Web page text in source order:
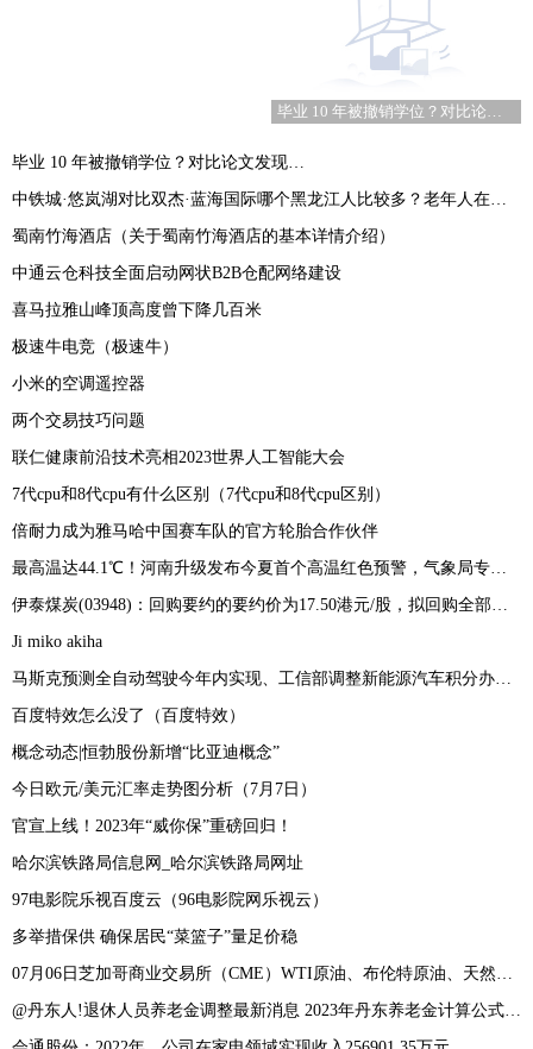
毕业 10 年被撤销学位？对比论文发现…
毕业 10 年被撤销学位？对比论文发现…
中铁城·悠岚湖对比双杰·蓝海国际哪个黑龙江人比较多？老年人在三亚买房合算吗？
蜀南竹海酒店（关于蜀南竹海酒店的基本详情介绍）
中通云仓科技全面启动网状B2B仓配网络建设
喜马拉雅山峰顶高度曾下降几百米
极速牛电竞（极速牛）
小米的空调遥控器
两个交易技巧问题
联仁健康前沿技术亮相2023世界人工智能大会
7代cpu和8代cpu有什么区别（7代cpu和8代cpu区别）
倍耐力成为雅马哈中国赛车队的官方轮胎合作伙伴
最高温达44.1℃！河南升级发布今夏首个高温红色预警，气象局专家解读此轮高温成因
伊泰煤炭(03948)：回购要约的要约价为17.50港元/股，拟回购全部已发行H股3.26亿股
Ji miko akiha
马斯克预测全自动驾驶今年内实现、工信部调整新能源汽车积分办法｜双碳快报
百度特效怎么没了（百度特效）
概念动态|恒勃股份新增“比亚迪概念”
今日欧元/美元汇率走势图分析（7月7日）
官宣上线！2023年“威你保”重磅回归！
哈尔滨铁路局信息网_哈尔滨铁路局网址
97电影院乐视百度云（96电影院网乐视云）
多举措保供 确保居民“菜篮子”量足价稳
07月06日芝加哥商业交易所（CME）WTI原油、布伦特原油、天然气成交量及未平仓数据
@丹东人!退休人员养老金调整最新消息 2023年丹东养老金计算公式及方法